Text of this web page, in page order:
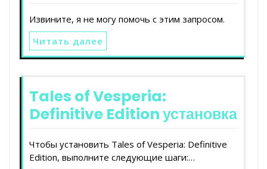
Извините, я не могу помочь с этим запросом.
Читать далее
Tales of Vesperia:
Definitive Edition установка
Чтобы установить Tales of Vesperia: Definitive
Edition, выполните следующие шаги:…